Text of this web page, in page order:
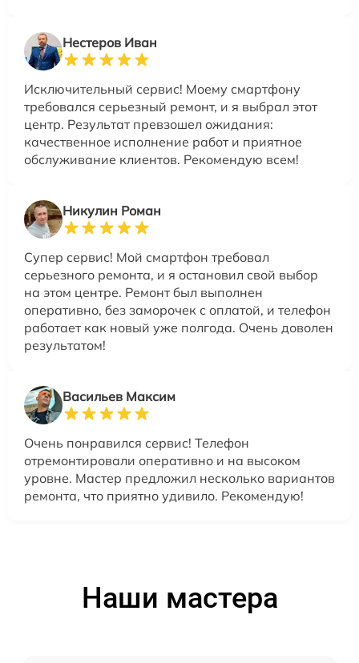
Нестеров Иван
Исключительный сервис! Моему смартфону
требовался серьезный ремонт, и я выбрал этот
центр. Результат превзошел ожидания:
качественное исполнение работ и приятное
обслуживание клиентов. Рекомендую всем!
Никулин Роман
Супер сервис! Мой смартфон требовал
серьезного ремонта, и я остановил свой выбор
на этом центре. Ремонт был выполнен
оперативно, без заморочек с оплатой, и телефон
работает как новый уже полгода. Очень доволен
результатом!
Васильев Максим
Очень понравился сервис! Телефон
отремонтировали оперативно и на высоком
уровне. Мастер предложил несколько вариантов
ремонта, что приятно удивило. Рекомендую!
Наши мастера